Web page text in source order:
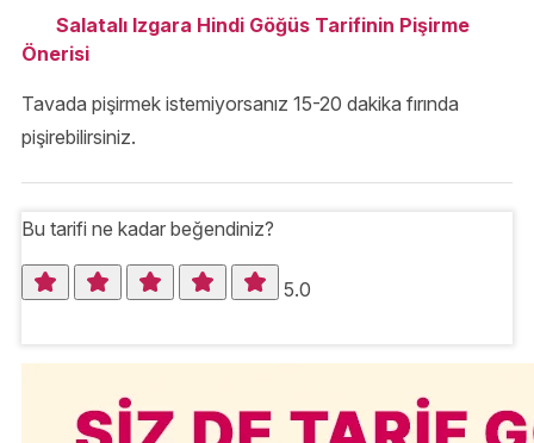
Salatalı Izgara Hindi Göğüs Tarifinin Pişirme
Önerisi
Tavada pişirmek istemiyorsanız 15-20 dakika fırında
pişirebilirsiniz.
Bu tarifi ne kadar beğendiniz?
5.0